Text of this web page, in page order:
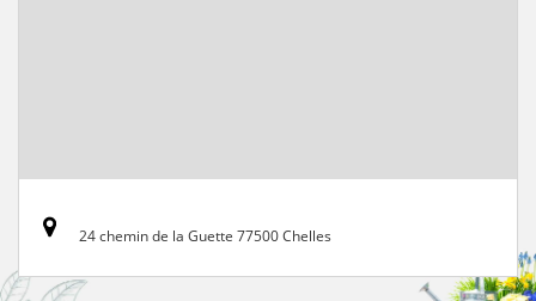
24 chemin de la Guette 77500 Chelles